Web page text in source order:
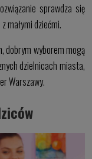
sprawdza się
małymi dziećmi.
dobrym wyborem mogą
dzielnicach miasta,
Warszawy.